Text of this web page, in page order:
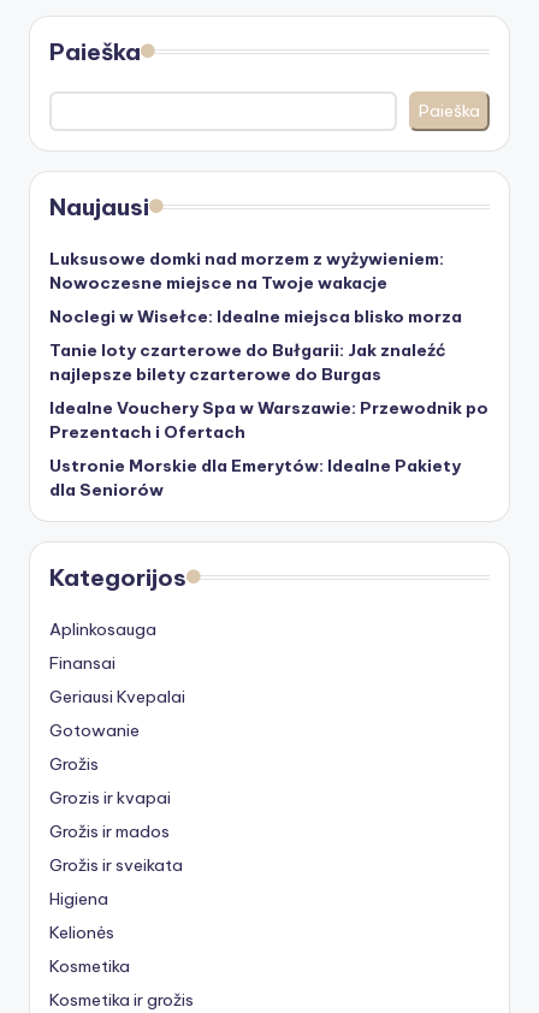
Paieška
Paieška
Naujausi
Luksusowe domki nad morzem z wyżywieniem:
Nowoczesne miejsce na Twoje wakacje
Noclegi w Wisełce: Idealne miejsca blisko morza
Tanie loty czarterowe do Bułgarii: Jak znaleźć
najlepsze bilety czarterowe do Burgas
Idealne Vouchery Spa w Warszawie: Przewodnik po
Prezentach i Ofertach
Ustronie Morskie dla Emerytów: Idealne Pakiety
dla Seniorów
Kategorijos
Aplinkosauga
Finansai
Geriausi Kvepalai
Gotowanie
Grožis
Grozis ir kvapai
Grožis ir mados
Grožis ir sveikata
Higiena
Kelionės
Kosmetika
Kosmetika ir grožis